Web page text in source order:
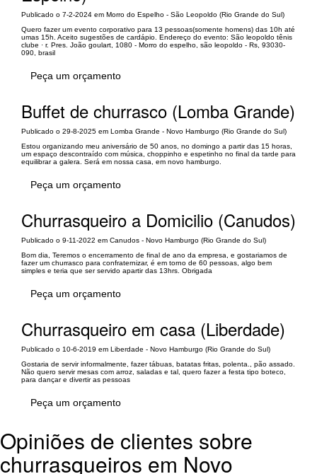
Publicado o 7-2-2024 em Morro do Espelho - São Leopoldo (Rio Grande do Sul)
Quero fazer um evento corporativo para 13 pessoas(somente homens) das 10h até
umas 15h. Aceito sugestões de cardápio. Endereço do evento: São leopoldo tênis
clube · r. Pres. João goulart, 1080 - Morro do espelho, são leopoldo - Rs, 93030-
090, brasil
Peça um orçamento
Buffet de churrasco (Lomba Grande)
Publicado o 29-8-2025 em Lomba Grande - Novo Hamburgo (Rio Grande do Sul)
Estou organizando meu aniversário de 50 anos, no domingo a partir das 15 horas,
um espaço descontraído com música, choppinho e espetinho no final da tarde para
equilibrar a galera. Será em nossa casa, em novo hamburgo.
Peça um orçamento
Churrasqueiro a Domicilio (Canudos)
Publicado o 9-11-2022 em Canudos - Novo Hamburgo (Rio Grande do Sul)
Bom dia, Teremos o encerramento de final de ano da empresa, e gostariamos de
fazer um churrasco para confraternizar, é em torno de 60 pessoas, algo bem
simples e teria que ser servido apartir das 13hrs. Obrigada
Peça um orçamento
Churrasqueiro em casa (Liberdade)
Publicado o 10-6-2019 em Liberdade - Novo Hamburgo (Rio Grande do Sul)
Gostaria de servir informalmente, fazer tábuas, batatas fritas, polenta., pão assado.
Não quero servir mesas com arroz, saladas e tal, quero fazer a festa tipo boteco,
para dançar e divertir as pessoas
Peça um orçamento
Opiniões de clientes sobre
churrasqueiros em Novo